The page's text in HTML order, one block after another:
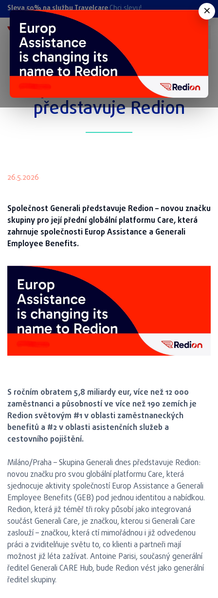
Sleva 50% na službu TravelcareChci slevu!
Společnost Generali
představuje Redion
26.5.2026
Společnost Generali představuje Redion – novou značku
skupiny pro její přední globální platformu Care, která
zahrnuje společnosti Europ Assistance a Generali
Employee Benefits.
S ročním obratem 5,8 miliardy eur, více než 12 000
zaměstnanci a působností ve více než 190 zemích je
Redion světovým #1 v oblasti zaměstnaneckých
benefitů a #2 v oblasti asistenčních služeb a
cestovního pojištění.
Miláno/Praha – Skupina Generali dnes představuje Redion:
novou značku pro svou globální platformu Care, která
sjednocuje aktivity společností Europ Assistance a Generali
Employee Benefits (GEB) pod jednou identitou a nabídkou.
Redion, která již téměř tři roky působí jako integrovaná
součást Generali Care, je značkou, kterou si Generali Care
zaslouží – značkou, která ctí mimořádnou i již odvedenou
práci a zviditelňuje světu to, co klienti a partneři mají
možnost již léta zažívat. Antoine Parisi, současný generální
ředitel Generali CARE Hub, bude Redion vést jako generální
ředitel skupiny.
×